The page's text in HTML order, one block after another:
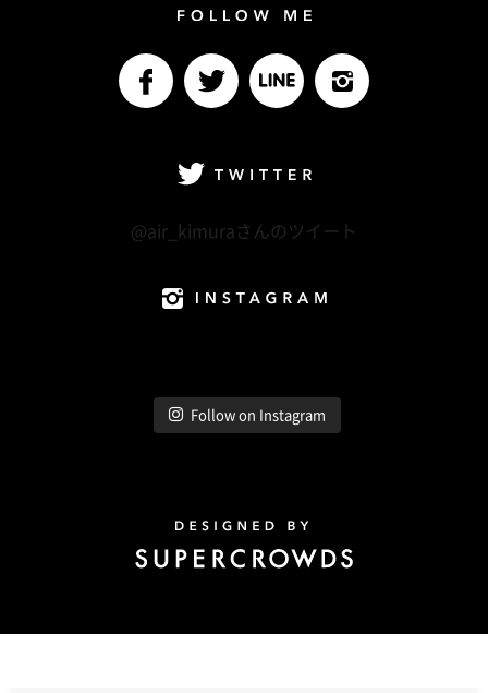
@air_kimuraさんのツイート
Follow on Instagram